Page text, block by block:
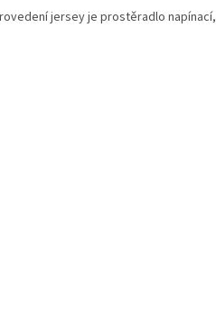
jersey je prostěradlo napínací,